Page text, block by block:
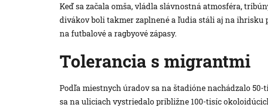
Keď sa začala omša, vládla slávnostná atmosféra,
divákov boli takmer zaplnené a ľudia stáli aj na ihrisku
na futbalové a ragbyové zápasy.
Tolerancia s migrantmi
Podľa miestnych úradov sa na štadióne nachádzalo 50-
sa na uliciach vystriedalo približne 100-tisíc